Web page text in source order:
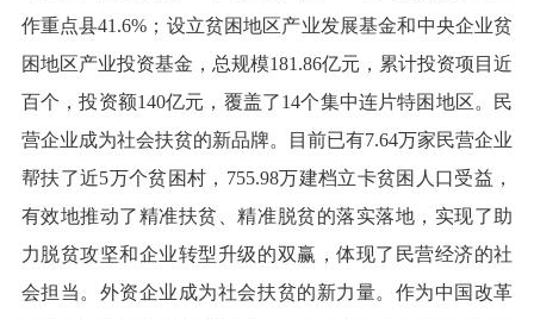
作重点县41.6%；设立贫困地区产业发展基金和中央企业贫
困地区产业投资基金，总规模181.86亿元，累计投资项目近
百个，投资额140亿元，覆盖了14个集中连片特困地区。民
营企业成为社会扶贫的新品牌。目前已有7.64万家民营企业
帮扶了近5万个贫困村，755.98万建档立卡贫困人口受益，
有效地推动了精准扶贫、精准脱贫的落实落地，实现了助
力脱贫攻坚和企业转型升级的双赢，体现了民营经济的社
会担当。外资企业成为社会扶贫的新力量。作为中国改革